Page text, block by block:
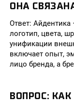
ОНА
Ответ: Айдентика
логотип, цвета,
унификации
включает опыт,
лицо бренда, а
ВОПРОС: КАК